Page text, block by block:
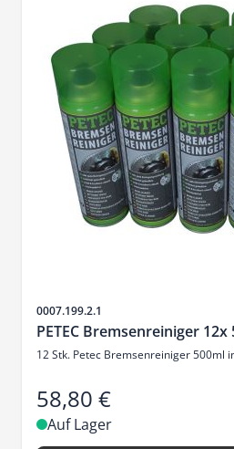
Artikelnr.
0007.199.2.1
PETEC Bremsenreiniger 12x
12 Stk. Petec Bremsenreiniger 500ml
58,80 €
Auf Lager